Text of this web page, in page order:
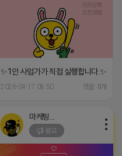
✨1인 사업가가 직접 실행합니다.✨
2026-04-17 08:50 댓글: 0개
광고